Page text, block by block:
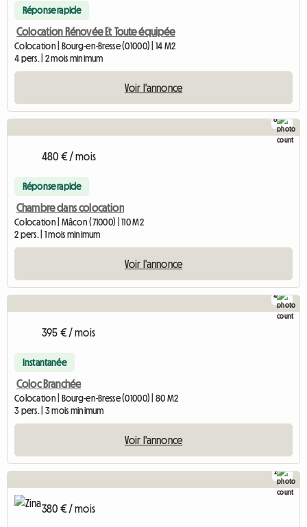
Réponse rapide
Colocation Rénovée Et Toute équipée
Colocation | Bourg-en-Bresse (01000) | 14 M2
4 pers. | 2 mois minimum
Voir l'annonce
6
480 € / mois
Réponse rapide
Chambre dans colocation
Colocation | Mâcon (71000) | 110 M2
2 pers. | 1 mois minimum
Voir l'annonce
4
395 € / mois
Instantanée
Coloc Branchée
Colocation | Bourg-en-Bresse (01000) | 80 M2
3 pers. | 3 mois minimum
Voir l'annonce
2
380 € / mois